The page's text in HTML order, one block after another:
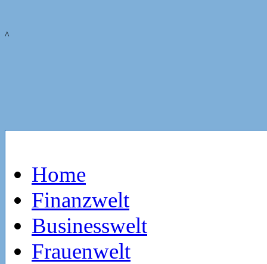
^
Home
Finanzwelt
Businesswelt
Frauenwelt